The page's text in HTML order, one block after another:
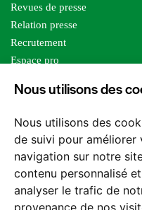
Nous utilisons des
Nous utilisons des
de suivi pour améliorer
navigation sur notre
contenu personnalisé
analyser le trafic de
provenance de nos
Revues de presse
Relation presse
Recrutement
Espace pro
Foreign rights